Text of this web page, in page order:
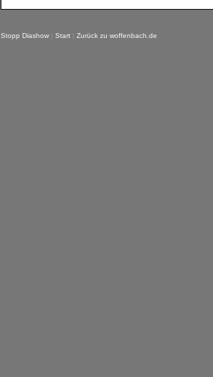
Stopp Diashow | Start | Zurück zu woffenbach.de